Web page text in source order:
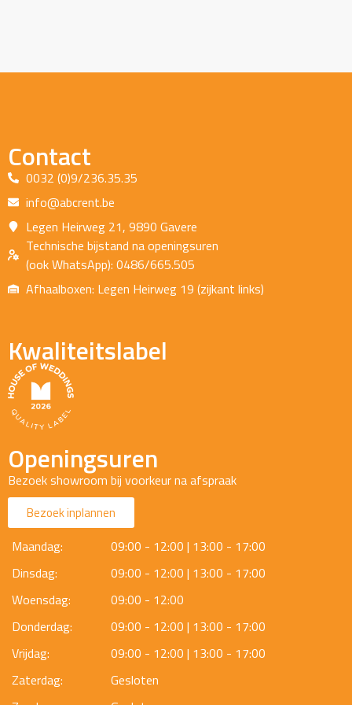
Contact
0032 (0)9/236.35.35
info@abcrent.be
Legen Heirweg 21, 9890 Gavere
Technische bijstand na openingsuren
(ook WhatsApp): 0486/665.505
Afhaalboxen: Legen Heirweg 19 (zijkant links)
Kwaliteitslabel
Openingsuren
Bezoek showroom bij voorkeur na afspraak
Bezoek inplannen
Maandag:
09:00 - 12:00 | 13:00 - 17:00
Dinsdag:
09:00 - 12:00 | 13:00 - 17:00
Woensdag:
09:00 - 12:00
Donderdag:
09:00 - 12:00 | 13:00 - 17:00
Vrijdag:
09:00 - 12:00 | 13:00 - 17:00
Zaterdag:
Gesloten